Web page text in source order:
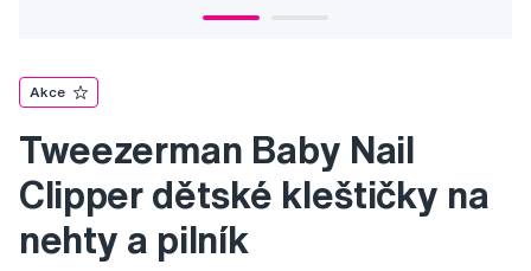
Akce
Tweezerman Baby Nail
Clipper dětské kleštičky na
nehty a pilník